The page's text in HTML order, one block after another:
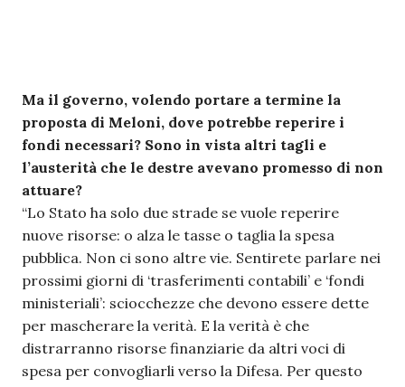
Ma il governo, volendo portare a termine la
proposta di Meloni, dove potrebbe reperire i
fondi necessari? Sono in vista altri tagli e
l’austerità che le destre avevano promesso di non
attuare?
“Lo Stato ha solo due strade se vuole reperire
nuove risorse: o alza le tasse o taglia la spesa
pubblica. Non ci sono altre vie. Sentirete parlare nei
prossimi giorni di ‘trasferimenti contabili’ e ‘fondi
ministeriali’: sciocchezze che devono essere dette
per mascherare la verità. E la verità è che
distrarranno risorse finanziarie da altri voci di
spesa per convogliarli verso la Difesa. Per questo